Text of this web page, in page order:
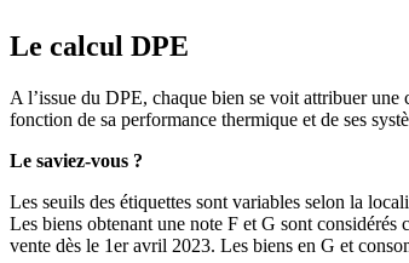
Le calcul DPE
A l’issue du DPE, chaque bien se voit attribuer
fonction de sa performance thermique et de ses
Le saviez-vous ?
Les seuils des étiquettes sont variables selon la
Les biens obtenant une note F et G sont
vente dès le 1er avril 2023. Les biens en G et